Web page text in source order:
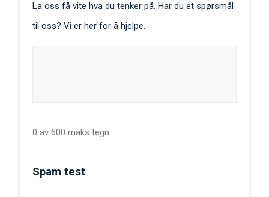
La oss få vite hva du tenker på. Har du et spørsmål
til oss? Vi er her for å hjelpe.
0 av 600 maks tegn
Spam test